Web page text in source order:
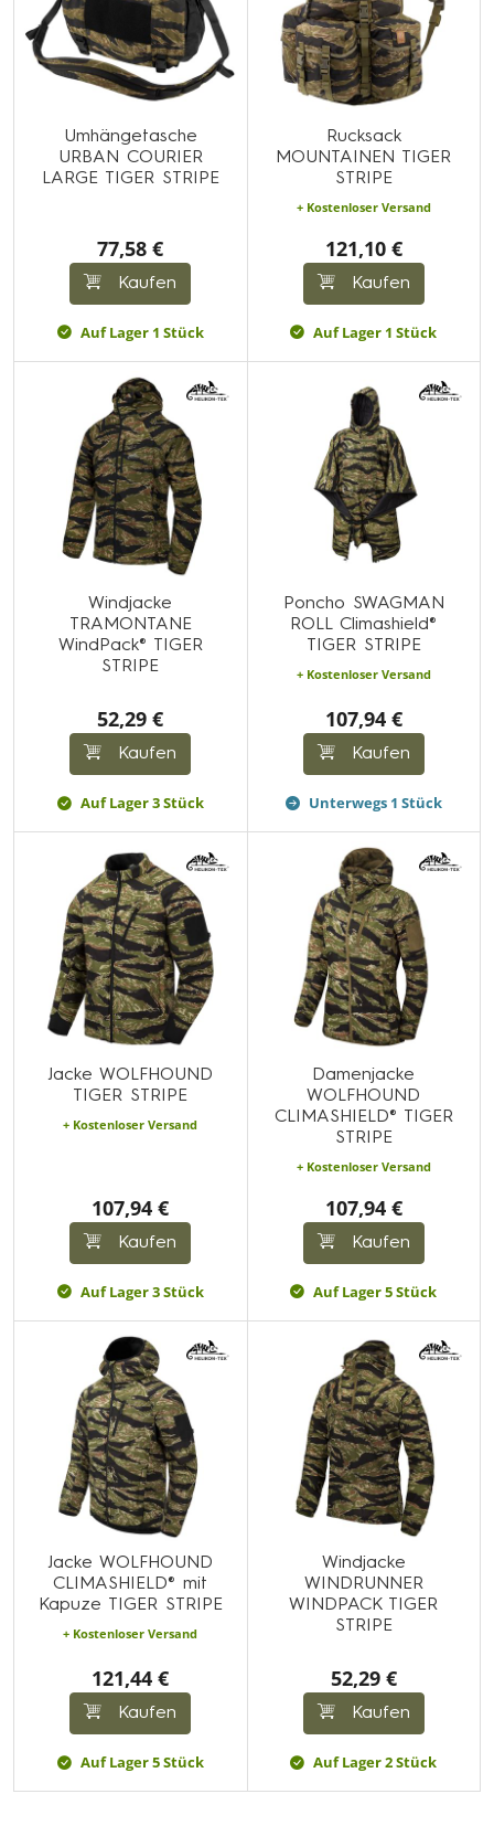
Umhängetasche
URBAN COURIER
LARGE TIGER STRIPE
77,58 €
Kaufen
Auf Lager 1 Stück
Rucksack
MOUNTAINEN TIGER
STRIPE
+ Kostenloser Versand
121,10 €
Kaufen
Auf Lager 1 Stück
Windjacke
TRAMONTANE
WindPack® TIGER
STRIPE
52,29 €
Kaufen
Auf Lager 3 Stück
Poncho SWAGMAN
ROLL Climashield®
TIGER STRIPE
+ Kostenloser Versand
107,94 €
Kaufen
Unterwegs 1 Stück
Jacke WOLFHOUND
TIGER STRIPE
+ Kostenloser Versand
107,94 €
Kaufen
Auf Lager 3 Stück
Damenjacke
WOLFHOUND
CLIMASHIELD® TIGER
STRIPE
+ Kostenloser Versand
107,94 €
Kaufen
Auf Lager 5 Stück
Jacke WOLFHOUND
CLIMASHIELD® mit
Kapuze TIGER STRIPE
+ Kostenloser Versand
121,44 €
Kaufen
Auf Lager 5 Stück
Windjacke
WINDRUNNER
WINDPACK TIGER
STRIPE
52,29 €
Kaufen
Auf Lager 2 Stück